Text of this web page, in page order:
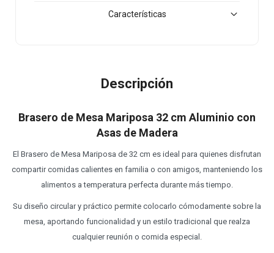
Características
Descripción
Brasero de Mesa Mariposa 32 cm Aluminio con
Asas de Madera
El Brasero de Mesa Mariposa de 32 cm es ideal para quienes disfrutan
compartir comidas calientes en familia o con amigos, manteniendo los
alimentos a temperatura perfecta durante más tiempo.
Su diseño circular y práctico permite colocarlo cómodamente sobre la
mesa, aportando funcionalidad y un estilo tradicional que realza
cualquier reunión o comida especial.